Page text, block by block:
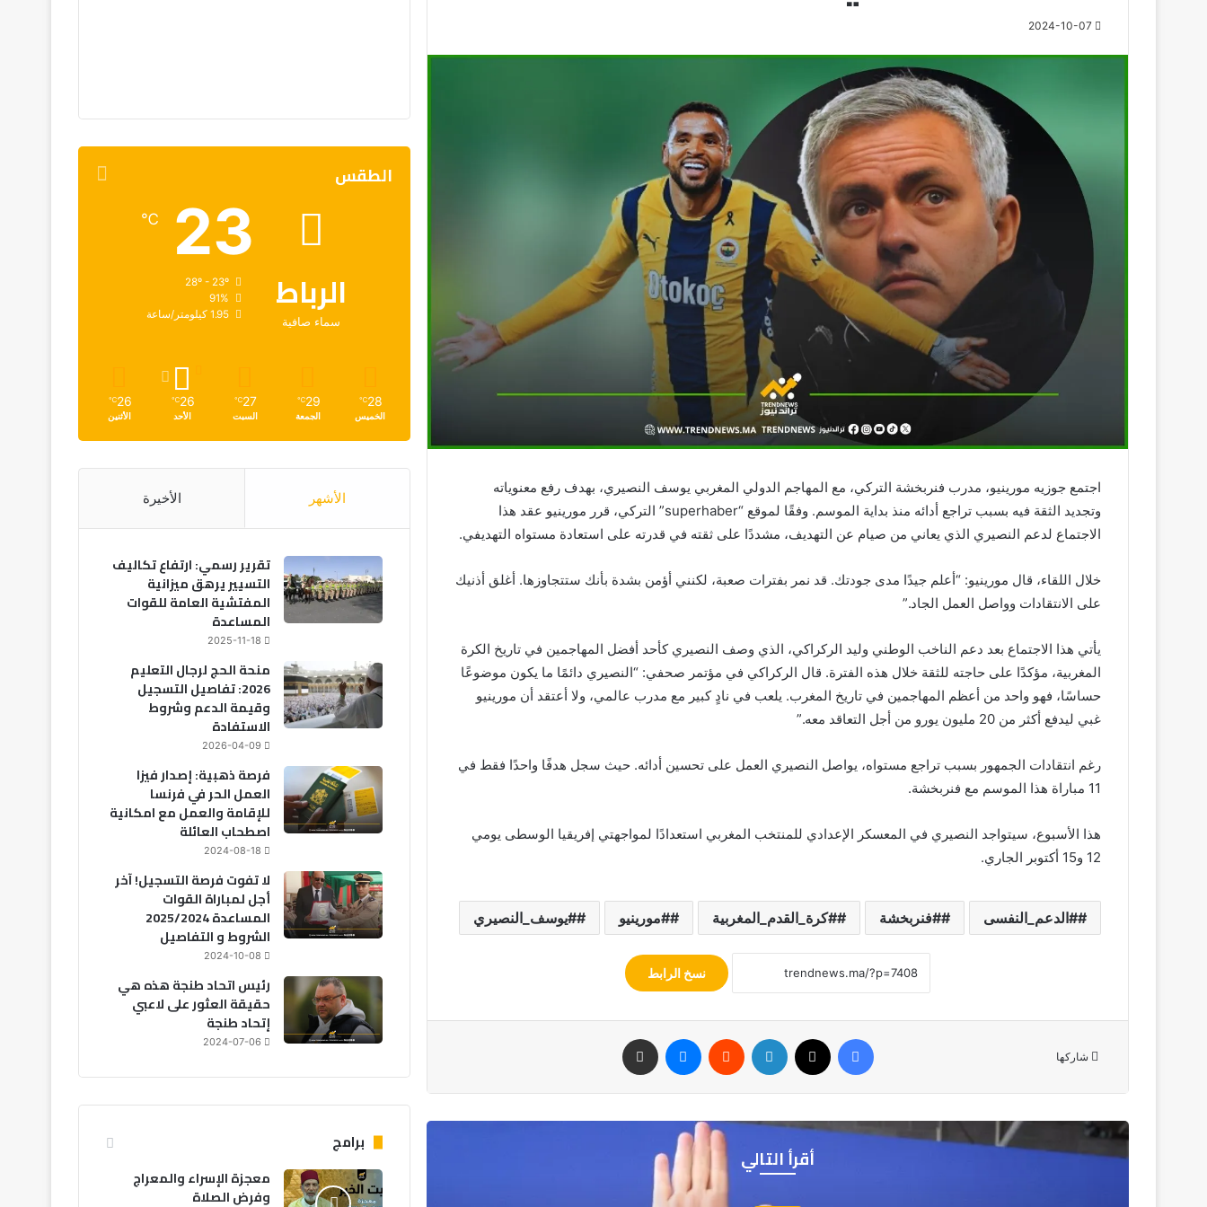
2024-10-07
اجتمع جوزيه مورينيو، مدرب فنربخشة التركي، مع المهاجم الدولي المغربي يوسف النصيري، بهدف رفع معنوياته
وتجديد الثقة فيه بسبب تراجع أدائه منذ بداية الموسم. وفقًا لموقع “superhaber” التركي، قرر مورينيو عقد هذا
الاجتماع لدعم النصيري الذي يعاني من صيام عن التهديف، مشددًا على ثقته في قدرته على استعادة مستواه التهديفي.
خلال اللقاء، قال مورينيو: “أعلم جيدًا مدى جودتك. قد نمر بفترات صعبة، لكنني أؤمن بشدة بأنك ستتجاوزها. أغلق أذنيك
على الانتقادات وواصل العمل الجاد.”
يأتي هذا الاجتماع بعد دعم الناخب الوطني وليد الركراكي، الذي وصف النصيري كأحد أفضل المهاجمين في تاريخ الكرة
المغربية، مؤكدًا على حاجته للثقة خلال هذه الفترة. قال الركراكي في مؤتمر صحفي: “النصيري دائمًا ما يكون موضوعًا
حساسًا، فهو واحد من أعظم المهاجمين في تاريخ المغرب. يلعب في نادٍ كبير مع مدرب عالمي، ولا أعتقد أن مورينيو
غبي ليدفع أكثر من 20 مليون يورو من أجل التعاقد معه.”
رغم انتقادات الجمهور بسبب تراجع مستواه، يواصل النصيري العمل على تحسين أدائه. حيث سجل هدفًا واحدًا فقط في
11 مباراة هذا الموسم مع فنربخشة.
هذا الأسبوع، سيتواجد النصيري في المعسكر الإعدادي للمنتخب المغربي استعدادًا لمواجهتي إفريقيا الوسطى يومي
12 و15 أكتوبر الجاري.
#الدعم_النفسى #فنربخشة #كرة_القدم_المغربية #مورينيو #يوسف_النصيري
نسخ الرابط
شاركها
فيسبوك لينكدإن ماسنجر
أقرأ التالي
الطقس
الرباط
سماء صافية
23
℃
91%
1.95 كيلومتر/ساعة
28
℃
الخميس
29
℃
الجمعة
27
℃
السبت
26
℃
الأحد
26
℃
الأثنين
الأشهر الأخيرة
تقرير رسمي: ارتفاع تكاليف
التسيير يرهق ميزانية
المفتشية العامة للقوات
المساعدة
2025-11-18
منحة الحج لرجال التعليم
2026: تفاصيل التسجيل
وقيمة الدعم وشروط
الاستفادة
2026-04-09
فرصة ذهبية: إصدار فيزا
العمل الحر في فرنسا
للإقامة والعمل مع امكانية
اصطحاب العائلة
2024-08-18
لا تفوت فرصة التسجيل! آخر
أجل لمباراة القوات
المساعدة 2025/2024
الشروط و التفاصيل
2024-10-08
رئيس اتحاد طنجة هذه هي
حقيقة العثور على لاعبي
إتحاد طنجة
2024-07-06
برامج
معجزة الإسراء والمعراج
وفرض الصلاة